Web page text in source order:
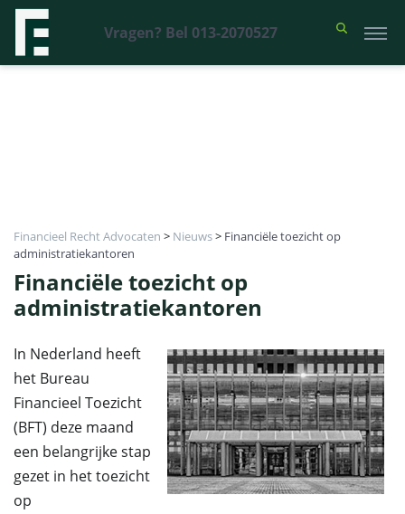
Vragen? Bel 013-2070527
Financieel Recht Advocaten > Nieuws> Financiële toezicht op
administratiekantoren
Financiële toezicht op
administratiekantoren
In Nederland heeft
het Bureau
Financieel Toezicht
(BFT) deze maand
een belangrijke stap
gezet in het toezicht
op